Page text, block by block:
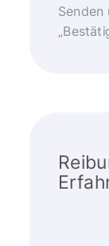
Senden